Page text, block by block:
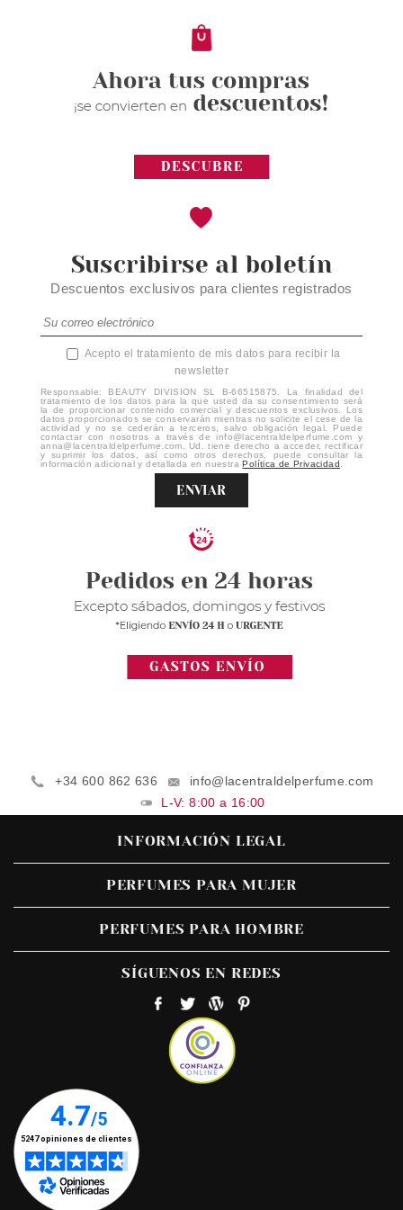
Suscribirse al boletín
Descuentos exclusivos para clientes registrados
Acepto el tratamiento de mis datos para recibir la
newsletter
Responsable: BEAUTY DIVISION SL B-66515875. La finalidad del
tratamiento de los datos para la que usted da su consentimiento será
la de proporcionar contenido comercial y descuentos exclusivos. Los
datos proporcionados se conservarán mientras no solicite el cese de la
actividad y no se cederán a terceros, salvo obligación legal. Puede
contactar con nosotros a través de info@lacentraldelperfume.com y
anna@lacentraldelperfume.com. Ud. tiene derecho a acceder, rectificar
y suprimir los datos, así como otros derechos, puede consultar la
información adicional y detallada en nuestraPolítica de Privacidad
ENVIAR
+34 600 862 636
info@lacentraldelperfume.com
L-V: 8:00 a 16:00
INFORMACIÓN LEGAL
PERFUMES PARA MUJER
PERFUMES PARA HOMBRE
SÍGUENOS EN REDES